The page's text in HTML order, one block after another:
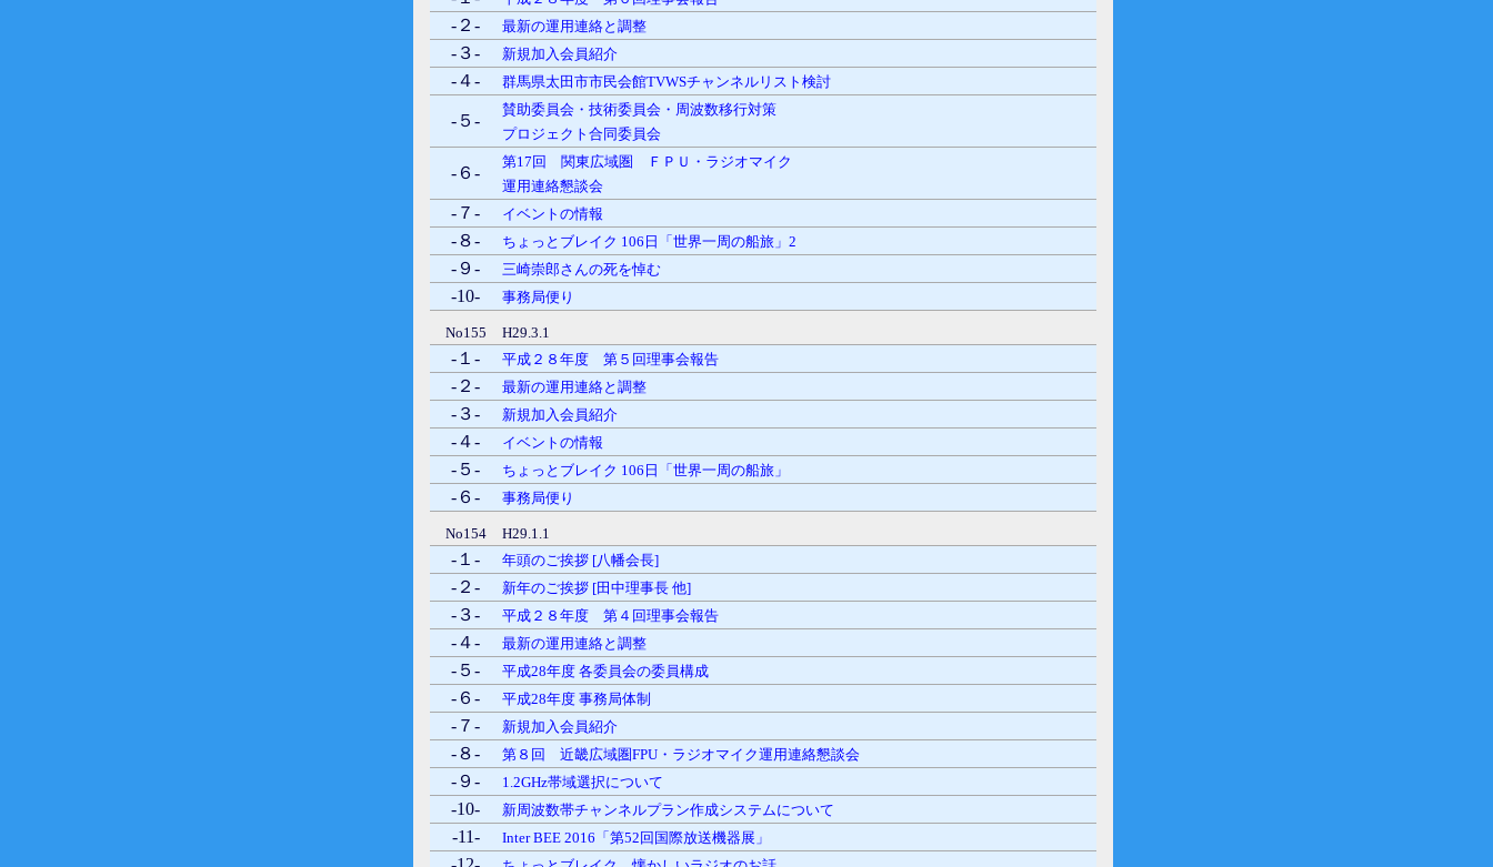
-２- 最新の運用連絡と調整
-３- 新規加入会員紹介
-４- 群馬県太田市市民会館TVWSチャンネルリスト検討
-５-
賛助委員会・技術委員会・周波数移行対策
プロジェクト合同委員会
-６-
第17回 関東広域圏 ＦＰＵ・ラジオマイク
運用連絡懇談会
-７- イベントの情報
-８- ちょっとブレイク 106日「世界一周の船旅」2
-９- 三崎崇郎さんの死を悼む
-10- 事務局便り
No155 H29.3.1
-１- 平成２８年度 第５回理事会報告
-２- 最新の運用連絡と調整
-３- 新規加入会員紹介
-４- イベントの情報
-５- ちょっとブレイク 106日「世界一周の船旅」
-６- 事務局便り
No154 H29.1.1
-１- 年頭のご挨拶 [八幡会長]
-２- 新年のご挨拶 [田中理事長 他]
-３- 平成２８年度 第４回理事会報告
-４- 最新の運用連絡と調整
-５- 平成28年度 各委員会の委員構成
-６- 平成28年度 事務局体制
-７- 新規加入会員紹介
-８- 第８回 近畿広域圏FPU・ラジオマイク運用連絡懇談会
-９- 1.2GHz帯域選択について
-10- 新周波数帯チャンネルプラン作成システムについて
-11- Inter BEE 2016「第52回国際放送機器展」